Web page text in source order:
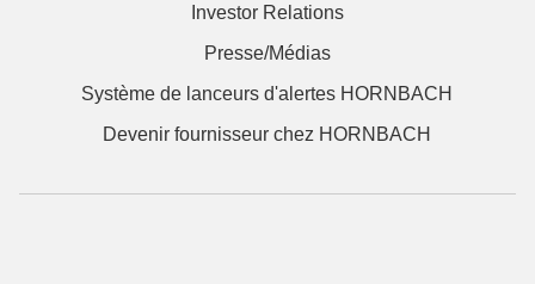
Investor Relations
Presse/Médias
Système de lanceurs d'alertes HORNBACH
Devenir fournisseur chez HORNBACH